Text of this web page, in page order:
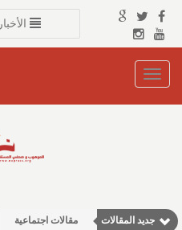
الأخبار
Toggle
navigation
جديد المقالات مقالات اجتماعية